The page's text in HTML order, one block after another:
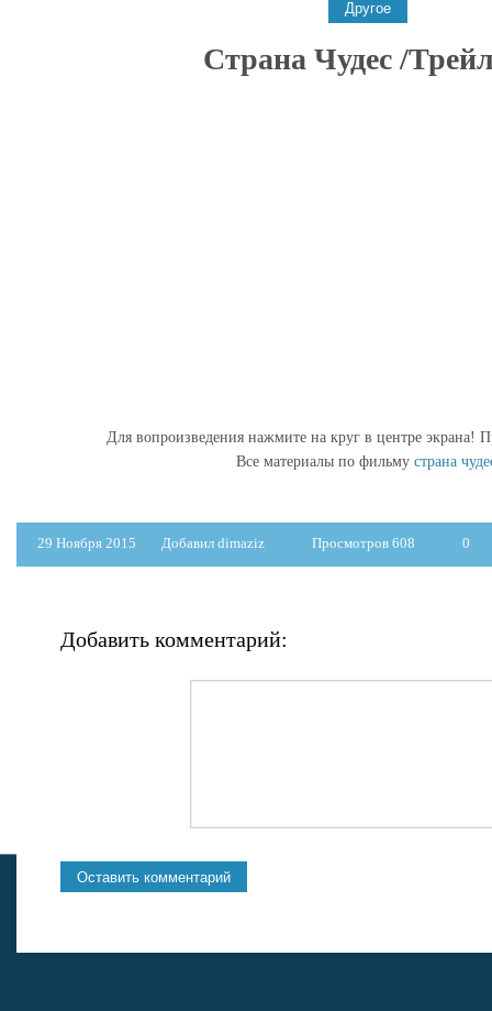
Страна Чудес /
Для вопроизведения нажмите на круг в центре экрана!
Все материалы по фильму страна
29 Ноября 2015 Добавил dimaziz Просмотров 608 0
Добавить комментарий: